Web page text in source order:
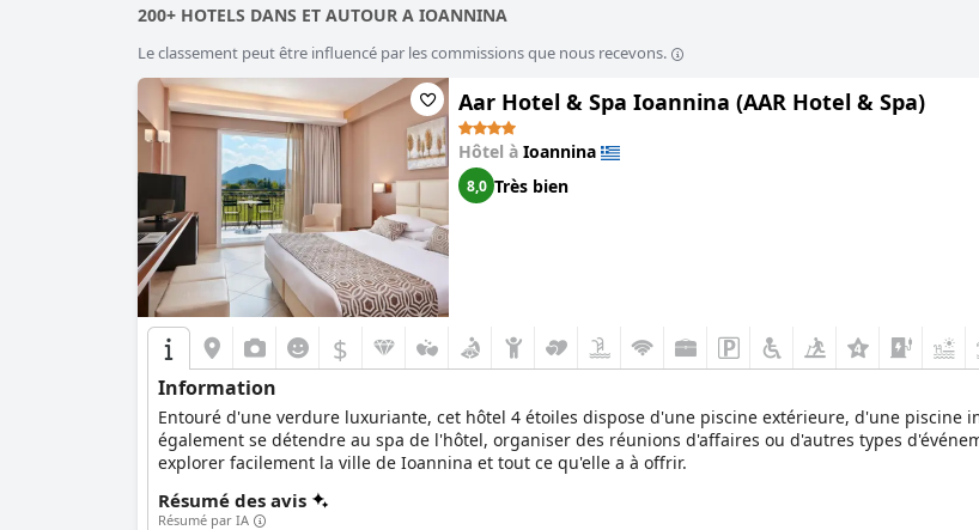
200+ HOTELS DANS ET AUTOUR A IOANNINA
Le classement peut être influencé par les commissions que nous recevons.
Aar Hotel & Spa Ioannina (AAR Hotel & Spa)
Hôtel à Ioannina
8,0 Très bien
$
Information
Entouré d'une verdure luxuriante, cet hôtel 4 étoiles dispose d'une piscine extérieure, d'une
également se détendre au spa de l'hôtel, organiser des réunions d'affaires ou d'autres types
explorer facilement la ville de Ioannina et tout ce qu'elle a à offrir.
Résumé des avis
Résumé par IA